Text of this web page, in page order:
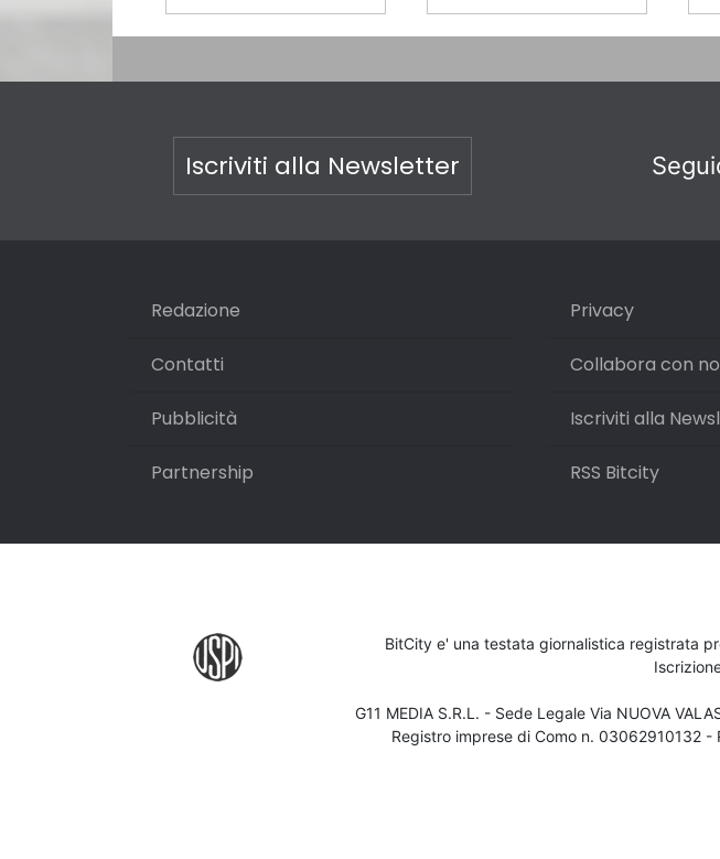
Iscriviti alla Newsletter
Redazione
Contatti
Pubblicità
Partnership
Privacy
Collabora con
Iscriviti alla
RSS Bitcity
BitCity e' una testata giornalistica registrata
G11 MEDIA S.R.L. - Sede Legale Via NUOVA
Registro imprese di Como n. 03062910132 -